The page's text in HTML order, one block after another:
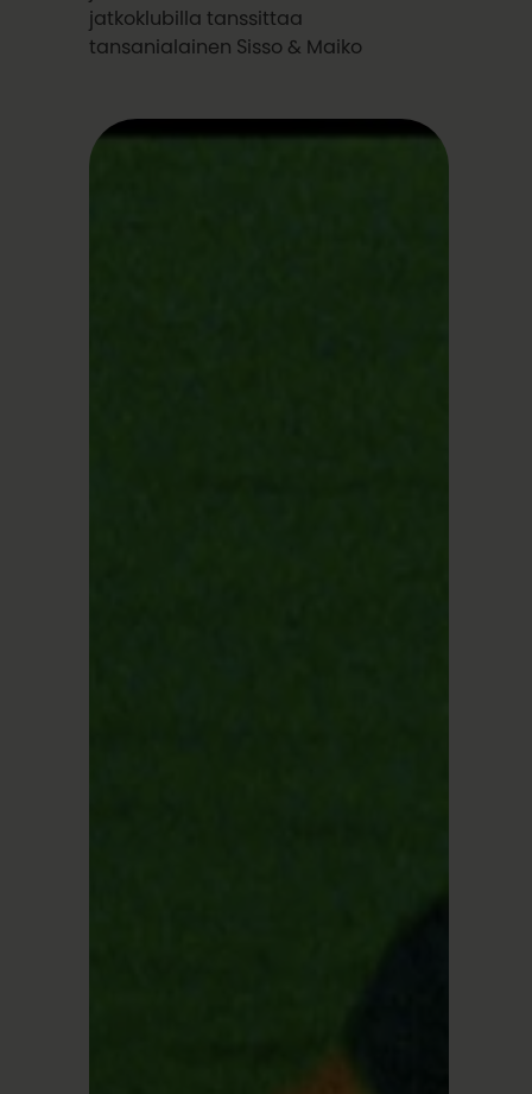
jatkoklubilla tanssittaa
tansanialainen Sisso & Maiko